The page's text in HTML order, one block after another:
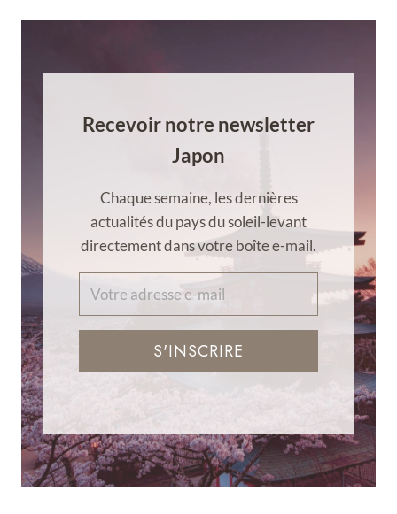
Recevoir notre newsletter
Japon
Chaque semaine, les dernières
actualités du pays du soleil-levant
directement dans votre boîte e-mail.
S'INSCRIRE